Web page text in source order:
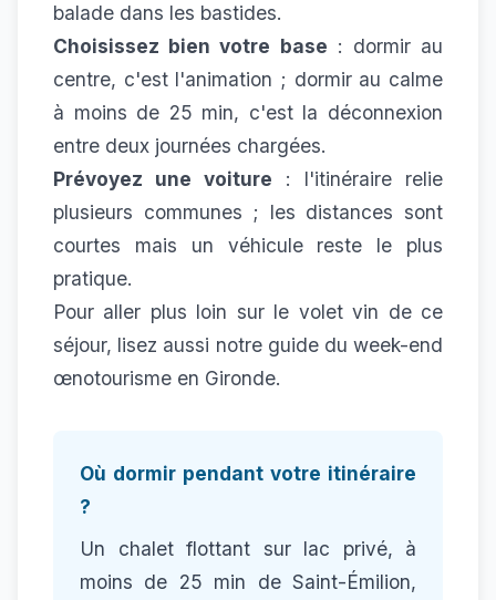
balade dans les bastides.
Choisissez bien votre base : dormir au
centre, c'est l'animation ; dormir au calme
à moins de 25 min, c'est la déconnexion
entre deux journées chargées.
Prévoyez une voiture : l'itinéraire relie
plusieurs communes ; les distances sont
courtes mais un véhicule reste le plus
pratique.
Pour aller plus loin sur le volet vin de ce
séjour, lisez aussi notre guide du week-end
œnotourisme en Gironde.
Où dormir pendant votre itinéraire
?
Un chalet flottant sur lac privé, à
moins de 25 min de Saint-Émilion,